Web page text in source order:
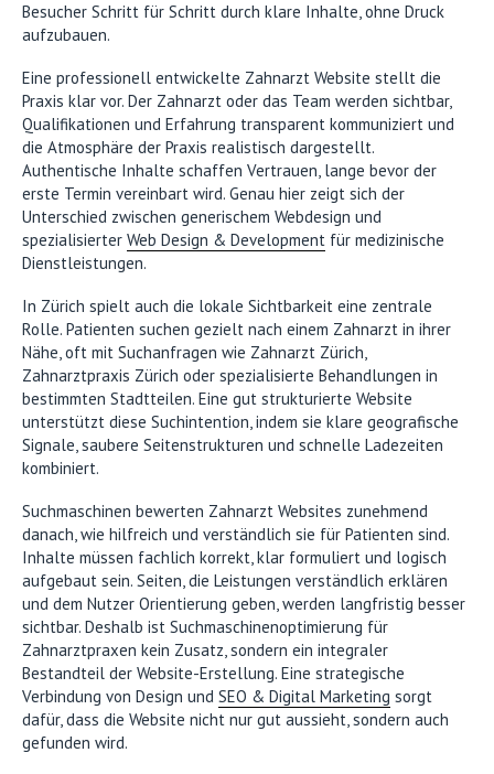
Besucher Schritt für Schritt durch klare Inhalte, ohne Druck
aufzubauen.
Eine professionell entwickelte Zahnarzt Website stellt die
Praxis klar vor. Der Zahnarzt oder das Team werden sichtbar,
Qualifikationen und Erfahrung transparent kommuniziert und
die Atmosphäre der Praxis realistisch dargestellt.
Authentische Inhalte schaffen Vertrauen, lange bevor der
erste Termin vereinbart wird. Genau hier zeigt sich der
Unterschied zwischen generischem Webdesign und
spezialisierter Web Design & Development für medizinische
Dienstleistungen.
In Zürich spielt auch die lokale Sichtbarkeit eine zentrale
Rolle. Patienten suchen gezielt nach einem Zahnarzt in ihrer
Nähe, oft mit Suchanfragen wie Zahnarzt Zürich,
Zahnarztpraxis Zürich oder spezialisierte Behandlungen in
bestimmten Stadtteilen. Eine gut strukturierte Website
unterstützt diese Suchintention, indem sie klare geografische
Signale, saubere Seitenstrukturen und schnelle Ladezeiten
kombiniert.
Suchmaschinen bewerten Zahnarzt Websites zunehmend
danach, wie hilfreich und verständlich sie für Patienten sind.
Inhalte müssen fachlich korrekt, klar formuliert und logisch
aufgebaut sein. Seiten, die Leistungen verständlich erklären
und dem Nutzer Orientierung geben, werden langfristig besser
sichtbar. Deshalb ist Suchmaschinenoptimierung für
Zahnarztpraxen kein Zusatz, sondern ein integraler
Bestandteil der Website-Erstellung. Eine strategische
Verbindung von Design und SEO & Digital Marketing sorgt
dafür, dass die Website nicht nur gut aussieht, sondern auch
gefunden wird.